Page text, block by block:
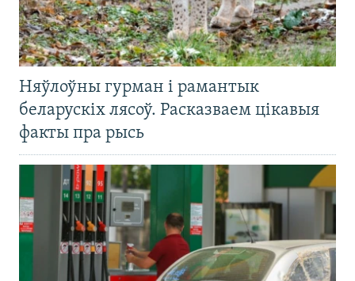
Няўлоўны гурман і рамантык
беларускіх лясоў. Расказваем цікавыя
факты пра рысь